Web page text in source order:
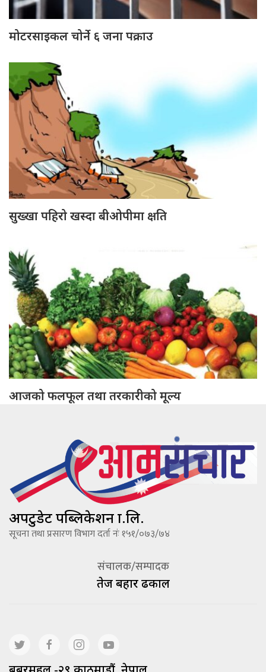
मोटरसाइकल चोर्ने ६ जना पक्राउ
सुख्खा पहिरो खस्दा बीओपीमा क्षति
आजको फलफूल तथा तरकारीको मूल्य
अपटुडेट पब्लिकेशन प्रा.लि.
सूचना तथा प्रसारण विभाग दर्ता नंः १५१/०७३/७४
संचालक/सम्पादक
तेज बहादूर ढकाल